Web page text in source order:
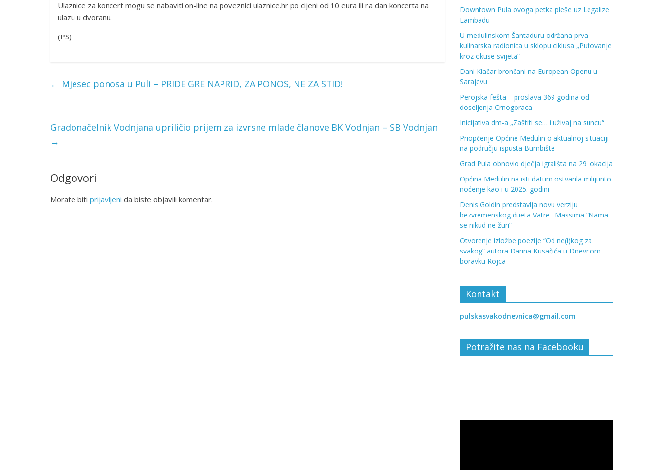
Ulaznice za koncert mogu se nabaviti on-line na poveznici ulaznice.hr po cijeni od 10 eura ili na dan koncerta na
ulazu u dvoranu.
(PS)
← Mjesec ponosa u Puli – PRIDE GRE NAPRID, ZA PONOS, NE ZA STID!
Gradonačelnik Vodnjana upriličio prijem za izvrsne mlade članove BK Vodnjan – SB Vodnjan
→
Odgovori
Morate biti prijavljeni da biste objavili komentar.
Downtown Pula ovoga petka pleše uz Legalize
Lambadu
U medulinskom Šantaduru održana prva
kulinarska radionica u sklopu ciklusa „Putovanje
kroz okuse svijeta“
Dani Klačar brončani na European Openu u
Sarajevu
Perojska fešta – proslava 369 godina od
doseljenja Crnogoraca
Inicijativa dm-a „Zaštiti se… i uživaj na suncu“
Priopćenje Općine Medulin o aktualnoj situaciji
na području ispusta Bumbište
Grad Pula obnovio dječja igrališta na 29 lokacija
Općina Medulin na isti datum ostvarila milijunto
noćenje kao i u 2025. godini
Denis Goldin predstavlja novu verziju
bezvremenskog dueta Vatre i Massima “Nama
se nikud ne žuri”
Otvorenje izložbe poezije “Od ne(i)kog za
svakog” autora Darina Kusačića u Dnevnom
boravku Rojca
Kontakt
pulskasvakodnevnica@gmail.com
Potražite nas na Facebooku